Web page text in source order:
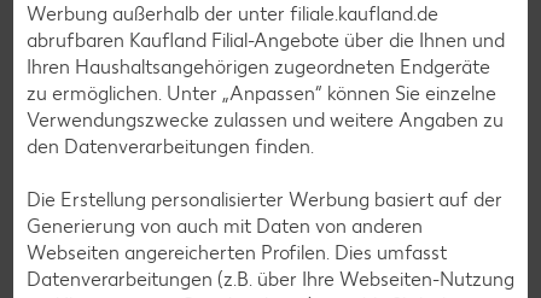
Burger-Rezepte
Pizza-Rezepte
Sushi-Rezepte
Raclette-Rezepte
Flammkuchen-Rezepte
Werbung außerhalb der unter filiale.kaufland.de
abrufbaren Kaufland Filial-Angebote über die Ihnen und
Ihren Haushaltsangehörigen zugeordneten Endgeräte
zu ermöglichen. Unter „Anpassen“ können Sie einzelne
Verwendungszwecke zulassen und weitere Angaben zu
den Datenverarbeitungen finden.
Die Erstellung personalisierter Werbung basiert auf der
Generierung von auch mit Daten von anderen
Webseiten angereicherten Profilen. Dies umfasst
Datenverarbeitungen (z.B. über Ihre Webseiten-Nutzung